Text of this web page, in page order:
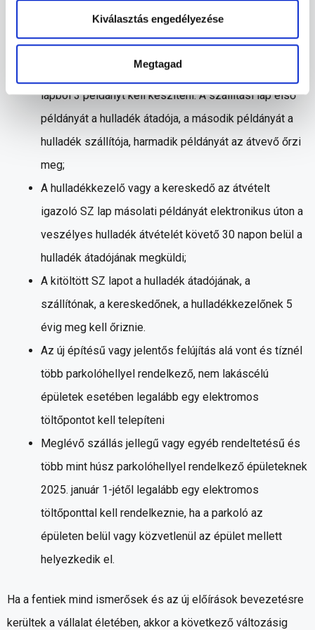
Kiválasztás engedélyezése
Megtagad
hitelesített elektronikus formában fel tudja mutatni az
ellenőrző hatóság részére
A veszélyes hulladék szállítása esetén a szállítási
lapból 3 példányt kell készíteni. A szállítási lap első
példányát a hulladék átadója, a második példányát a
hulladék szállítója, harmadik példányát az átvevő őrzi
meg;
A hulladékkezelő vagy a kereskedő az átvételt
igazoló SZ lap másolati példányát elektronikus úton a
veszélyes hulladék átvételét követő 30 napon belül a
hulladék átadójának megküldi;
A kitöltött SZ lapot a hulladék átadójának, a
szállítónak, a kereskedőnek, a hulladékkezelőnek 5
évig meg kell őriznie.
Az új építésű vagy jelentős felújítás alá vont és tíznél
több parkolóhellyel rendelkező, nem lakáscélú
épületek esetében legalább egy elektromos
töltőpontot kell telepíteni
Meglévő szállás jellegű vagy egyéb rendeltetésű és
több mint húsz parkolóhellyel rendelkező épületeknek
2025. január 1-jétől legalább egy elektromos
töltőponttal kell rendelkeznie, ha a parkoló az
épületen belül vagy közvetlenül az épület mellett
helyezkedik el.
Ha a fentiek mind ismerősek és az új előírások bevezetésre
kerültek a vállalat életében, akkor a következő változásig